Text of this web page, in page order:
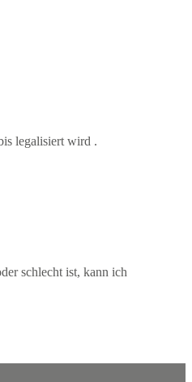
legalisiert wird .
schlecht ist, kann ich